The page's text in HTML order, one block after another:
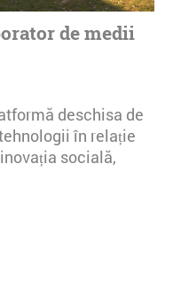
de medii
deschisa de
în relație
socială,